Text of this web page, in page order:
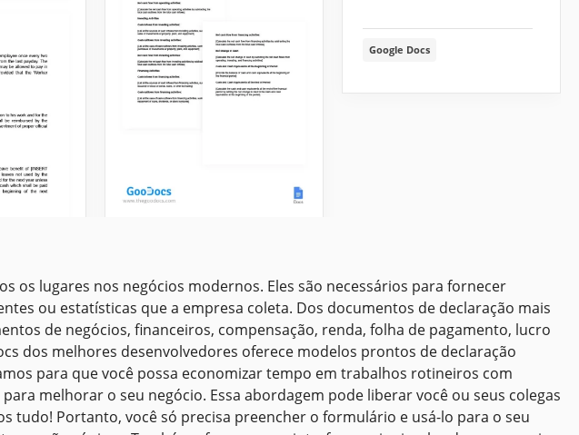
Fluxo de Caixa.
Apresentando o modelo de
design "Demonstração de
Fluxo de Caixa" em nossa
plataforma! Domine suas
finanças com este modelo
intuitivo e abrangente que
Google Docs
os lugares nos negócios modernos. Eles são necessários para fornecer
ou estatísticas que a empresa coleta. Dos documentos de declaração mais
de negócios, financeiros, compensação, renda, folha de pagamento, lucro
dos melhores desenvolvedores oferece modelos prontos de declaração
para que você possa economizar tempo em trabalhos rotineiros com
melhorar o seu negócio. Essa abordagem pode liberar você ou seus colegas
tudo! Portanto, você só precisa preencher o formulário e usá-lo para o seu